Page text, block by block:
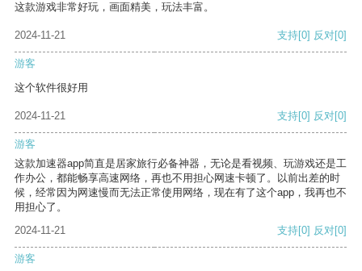
这款游戏非常好玩，画面精美，玩法丰富。
2024-11-21 支持[0] 反对[0]
游客
这个软件很好用
2024-11-21 支持[0] 反对[0]
游客
这款加速器app简直是居家旅行必备神器，无论是看视频、玩游戏还是工
作办公，都能畅享高速网络，再也不用担心网速卡顿了。以前出差的时
候，经常因为网速慢而无法正常使用网络，现在有了这个app，我再也不
用担心了。
2024-11-21
支持[0] 反对[0]
游客